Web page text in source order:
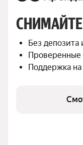
СНИМАЙТЕ
Без депозита
Проверенные
Поддержка на